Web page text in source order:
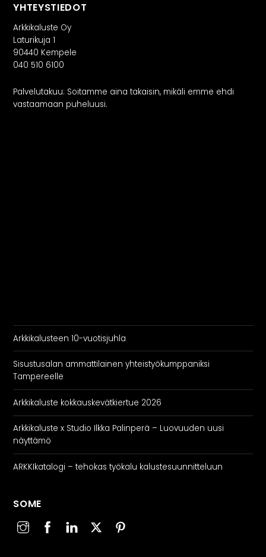
YHTEYSTIEDOT
Arkkikaluste Oy
Laturikuja 1
90440 Kempele
040 510 6100
Palvelutakuu: Soitamme aina takaisin, mikäli emme ehdi
vastaamaan puheluusi.
Arkkikalusteen 10-vuotisjuhla
Sisustusalan ammattilainen yhteistyökumppaniksi
Tampereelle
Arkkikaluste kokkauskevätkiertue 2026
Arkkikaluste x Studio Ilkka Palinperä – Luovuuden uusi
näyttämö
ARKKIkatalogi – tehokas työkalu kalustesuunnitteluun
SOME